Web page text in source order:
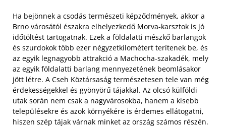
Ha bejönnek a csodás természeti képződmények, akkor a
Brno városától északra elhelyezkedő Morva-karsztok is jó
időtöltést tartogatnak. Ezek a földalatti mészkő barlangok
és szurdokok több ezer négyzetkilométert terítenek be, és
az egyik legnagyobb attrakció a Machocha-szakadék, mely
az egyik földalatti barlang mennyezetének beomlásakor
jött létre. A Cseh Köztársaság természetesen tele van még
érdekességekkel és gyönyörű tájakkal. Az olcsó külföldi
utak során nem csak a nagyvárosokba, hanem a kisebb
településekre és azok környékére is érdemes ellátogatni,
hiszen szép tájak várnak minket az ország számos részén.